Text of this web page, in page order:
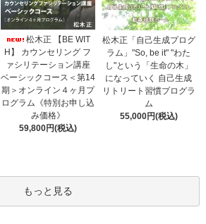
松木正 【BE WIT
H】 カウンセリング フ
ァシリテーション講座
ベーシックコース＜第14
期＞オンライン４ヶ月プ
ログラム《特別お申し込
み価格》
59,800円(税込)
松木正「自己生成プログ
ラム」"So, be it" "わた
し"という「生命の木」
になっていく 自己生成
リトリート習慣プログラ
ム
55,000円(税込)
もっと見る